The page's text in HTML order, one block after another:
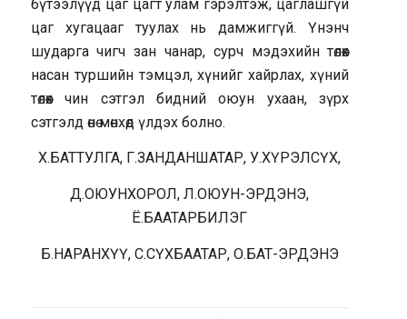
бүтээлүүд цаг цагт улам гэрэлтэж, цаглашгүй
цаг хугацааг туулах нь дамжиггүй. Үнэнч
шударга чигч зан чанар, сурч мэдэхийн төлөөх
насан туршийн тэмцэл, хүнийг хайрлах, хүний
төлөөх чин сэтгэл бидний оюун ухаан, зүрх
сэтгэлд өнө мөнхөд үлдэх болно.
Х.БАТТУЛГА, Г.ЗАНДАНШАТАР, У.ХҮРЭЛСҮХ,
Д.ОЮУНХОРОЛ, Л.ОЮУН-ЭРДЭНЭ,
Ё.БААТАРБИЛЭГ
Б.НАРАНХҮҮ, С.СҮХБААТАР, О.БАТ-ЭРДЭНЭ